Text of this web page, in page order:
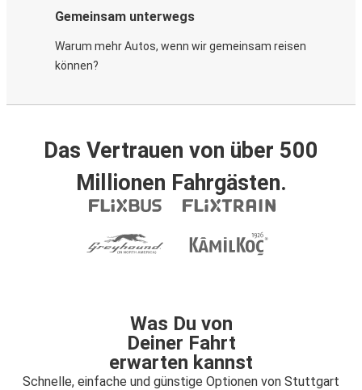
Gemeinsam unterwegs
Warum mehr Autos, wenn wir gemeinsam reisen
können?
Das Vertrauen von über 500
Millionen Fahrgästen.
Was Du von
Deiner Fahrt
erwarten kannst
Schnelle, einfache und günstige Optionen von Stuttgart